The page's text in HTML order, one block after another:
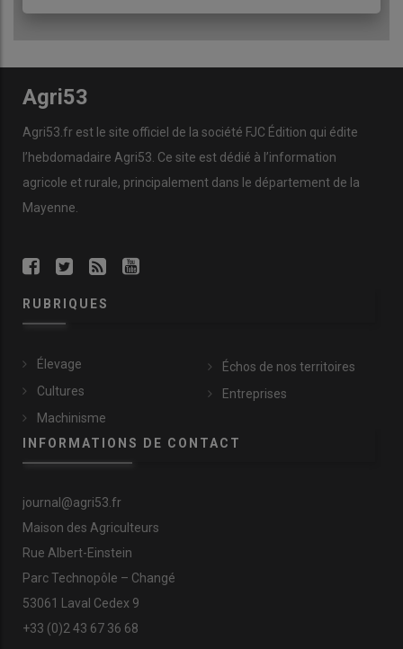
Agri53
Agri53.fr est le site officiel de la société FJC Édition qui édite
l’hebdomadaire Agri53. Ce site est dédié à l’information
agricole et rurale, principalement dans le département de la
Mayenne.
RUBRIQUES
Élevage
Cultures
Machinisme
Échos de nos territoires
Entreprises
INFORMATIONS DE CONTACT
journal@agri53.fr
Maison des Agriculteurs
Rue Albert-Einstein
Parc Technopôle – Changé
53061 Laval Cedex 9
+33 (0)2 43 67 36 68